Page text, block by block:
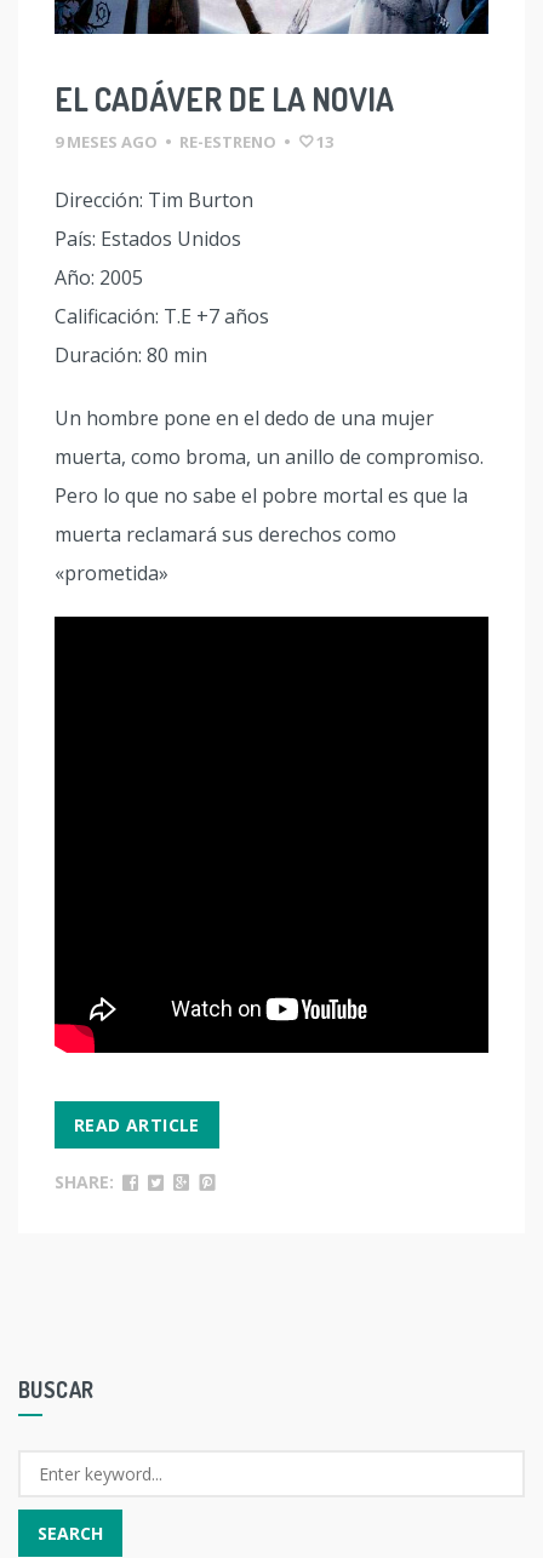
EL CADÁVER DE LA NOVIA
9 MESES AGO • RE-ESTRENO • 13
Dirección: Tim Burton
País: Estados Unidos
Año: 2005
Calificación: T.E +7 años
Duración: 80 min
Un hombre pone en el dedo de una mujer
muerta, como broma, un anillo de compromiso.
Pero lo que no sabe el pobre mortal es que la
muerta reclamará sus derechos como
«prometida»
READ ARTICLE
SHARE:
BUSCAR